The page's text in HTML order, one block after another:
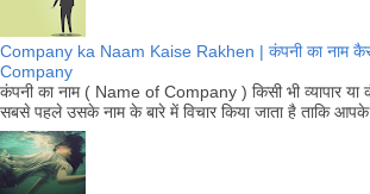
Company ka Naam Kaise Rakhen | कंपनी का नाम
Company
कंपनी का नाम ( Name of Company ) किसी भी व्यापार
सबसे पहले उसके नाम के बारे में विचार किया जाता है ताकि आपके